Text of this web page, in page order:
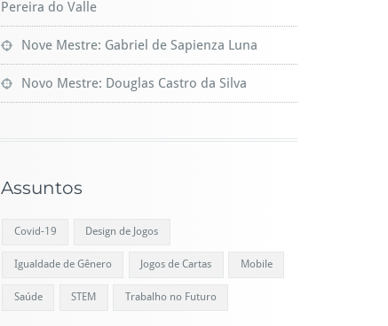
Pereira do Valle
Nove Mestre: Gabriel de Sapienza Luna
Novo Mestre: Douglas Castro da Silva
Assuntos
Covid-19 Design de Jogos
Igualdade de Gênero Jogos de Cartas Mobile
Saúde STEM Trabalho no Futuro